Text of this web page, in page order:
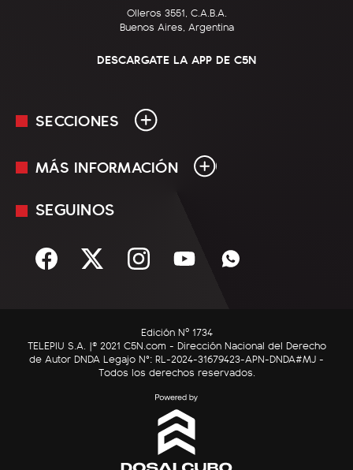
Olleros 3551, C.A.B.A.
Buenos Aires, Argentina
DESCARGATE LA APP DE C5N
SECCIONES
En Vivo
Sociedad
C5N Autos
RatingCero
MÁS INFORMACIÓN
Mediakit
Términos y condiciones
SEGUINOS
Edición Nº 1734
TELEPIU S.A. |© 2021 C5N.com - Dirección Nacional del Derecho
de Autor DNDA Legajo N°: RL-2024-31679423-APN-DNDA#MJ -
Todos los derechos reservados.